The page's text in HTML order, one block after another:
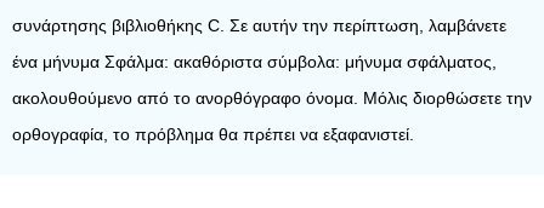
συνάρτησης βιβλιοθήκης C. Σε αυτήν την περίπτωση, λαμβάνετε
ένα μήνυμα Σφάλμα: ακαθόριστα σύμβολα: μήνυμα σφάλματος,
ακολουθούμενο από το ανορθόγραφο όνομα. Μόλις διορθώσετε την
ορθογραφία, το πρόβλημα θα πρέπει να εξαφανιστεί.